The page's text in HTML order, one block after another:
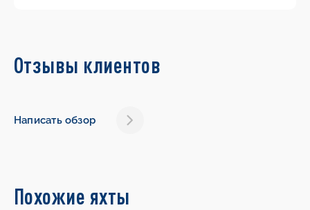
Отзывы клиентов
Написать обзор
Похожие яхты